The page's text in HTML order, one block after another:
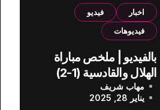
اخبار
فيديو
فيديوهات
بالفيديو | ملخص مباراة
الهلال والقادسية (1-2)
الدوري السعودي
مهاب شريف
يناير 28, 2025